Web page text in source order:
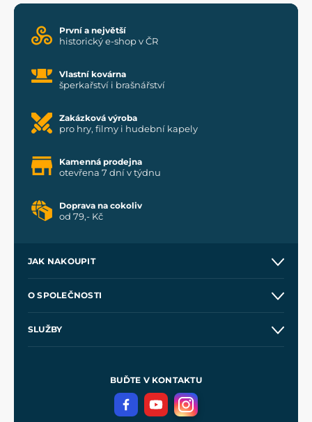
První a největší
historický e-shop v ČR
Vlastní kovárna
šperkařství i brašnářství
Zakázková výroba
pro hry, filmy i hudební kapely
Kamenná prodejna
otevřena 7 dní v týdnu
Doprava na cokoliv
od 79,- Kč
JAK NAKOUPIT
Velkoobchod
O SPOLEČNOSTI
SLUŽBY
Meče pro Kingdom Come
BUĎTE V KONTAKTU